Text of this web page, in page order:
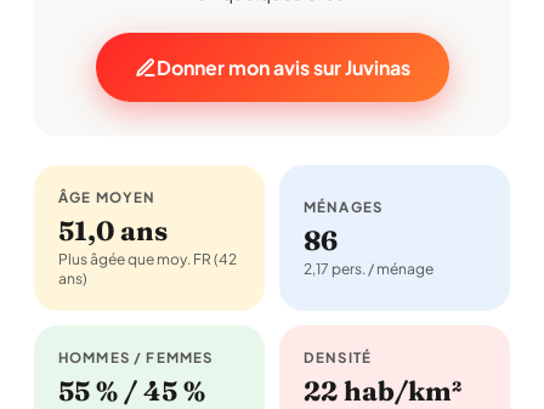
Donner mon avis sur Juvinas
ÂGE MOYEN
51,0 ans
Plus âgée que moy. FR (42
ans)
MÉNAGES
86
2,17 pers. / ménage
HOMMES / FEMMES
55 % / 45 %
DENSITÉ
22 hab/km²